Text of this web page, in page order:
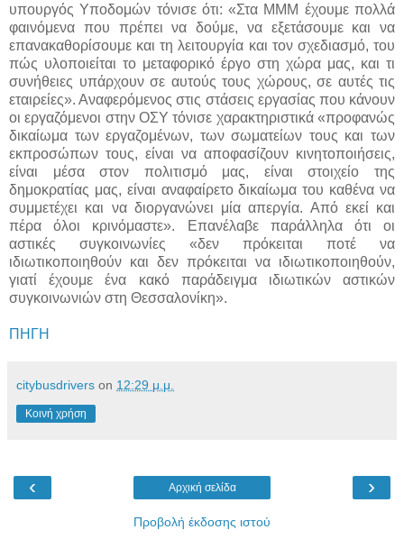
υπουργός Υποδομών τόνισε ότι: «Στα ΜΜΜ έχουμε πολλά
φαινόμενα που πρέπει να δούμε, να εξετάσουμε και να
επανακαθορίσουμε και τη λειτουργία και τον σχεδιασμό, του
πώς υλοποιείται το μεταφορικό έργο στη χώρα μας, και τι
συνήθειες υπάρχουν σε αυτούς τους χώρους, σε αυτές τις
εταιρείες». Αναφερόμενος στις στάσεις εργασίας που κάνουν
οι εργαζόμενοι στην ΟΣΥ τόνισε χαρακτηριστικά «προφανώς
δικαίωμα των εργαζομένων, των σωματείων τους και των
εκπροσώπων τους, είναι να αποφασίζουν κινητοποιήσεις,
είναι μέσα στον πολιτισμό μας, είναι στοιχείο της
δημοκρατίας μας, είναι αναφαίρετο δικαίωμα του καθένα να
συμμετέχει και να διοργανώνει μία απεργία. Από εκεί και
πέρα όλοι κρινόμαστε». Επανέλαβε παράλληλα ότι οι
αστικές συγκοινωνίες «δεν πρόκειται ποτέ να
ιδιωτικοποιηθούν και δεν πρόκειται να ιδιωτικοποιηθούν,
γιατί έχουμε ένα κακό παράδειγμα ιδιωτικών αστικών
συγκοινωνιών στη Θεσσαλονίκη».
ΠΗΓΗ
citybusdrivers on 12:29 μ.μ.
Κοινή χρήση
‹ ›
Αρχική σελίδα
Προβολή έκδοσης ιστού